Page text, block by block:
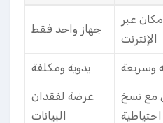
عبر
الإنترنت
جهاز واحد فقط
وسريعة يدوية ومكلفة
مع نسخ
احتياطية
عرضة لفقدان
البيانات